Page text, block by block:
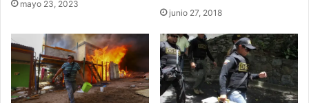
mayo 23, 2023
junio 27, 2018